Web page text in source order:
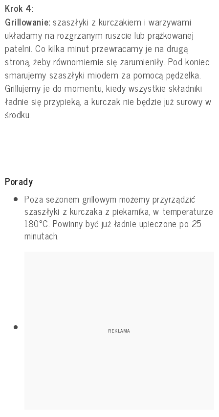
Krok 4:
Grillowanie:szaszłyki z kurczakiem i warzywami
układamy na rozgrzanym ruszcie lub prążkowanej
patelni. Co kilka minut przewracamy je na drugą
stroną, żeby równomiernie się zarumieniły. Pod koniec
smarujemy szaszłyki miodem za pomocą pędzelka.
Grillujemy je do momentu, kiedy wszystkie składniki
ładnie się przypieką, a kurczak nie będzie już surowy w
środku.
Porady
Poza sezonem grillowym możemy przyrządzić
szaszłyki z kurczaka z piekarnika, w temperaturze
180°C. Powinny być już ładnie upieczone po 25
minutach.